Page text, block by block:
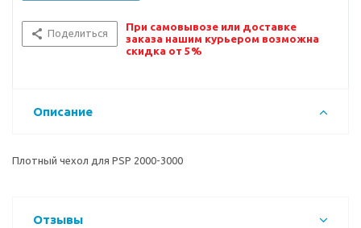
Поделиться
При самовывозе или доставке
заказа нашим курьером возможна
скидка от 5%
Описание
Плотный чехол для PSP 2000-3000
Отзывы